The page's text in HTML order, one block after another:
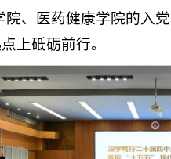
院、医药健康学院的入
上砥砺前行。